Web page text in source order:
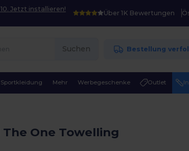
Jetzt installieren!
Über 1K Bewertungen
Suchen Bestellung
Sportkleidung Mehr Werbegeschenke Outlet
The One Towelling